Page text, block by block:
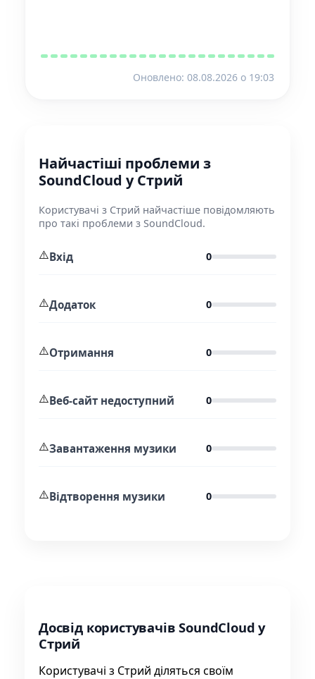
Оновлено: 08.08.2026 o 19:03
Найчастіші проблеми з
SoundCloud у Стрий
Користувачі з Стрий найчастіше повідомляють
про такі проблеми з SoundCloud.
⚠️Вхід 0
⚠️Додаток 0
⚠️Отримання 0
⚠️Веб-сайт недоступний 0
⚠️Завантаження музики 0
⚠️Відтворення музики 0
Досвід користувачів SoundCloud у
Стрий
Користувачі з Стрий діляться своїм